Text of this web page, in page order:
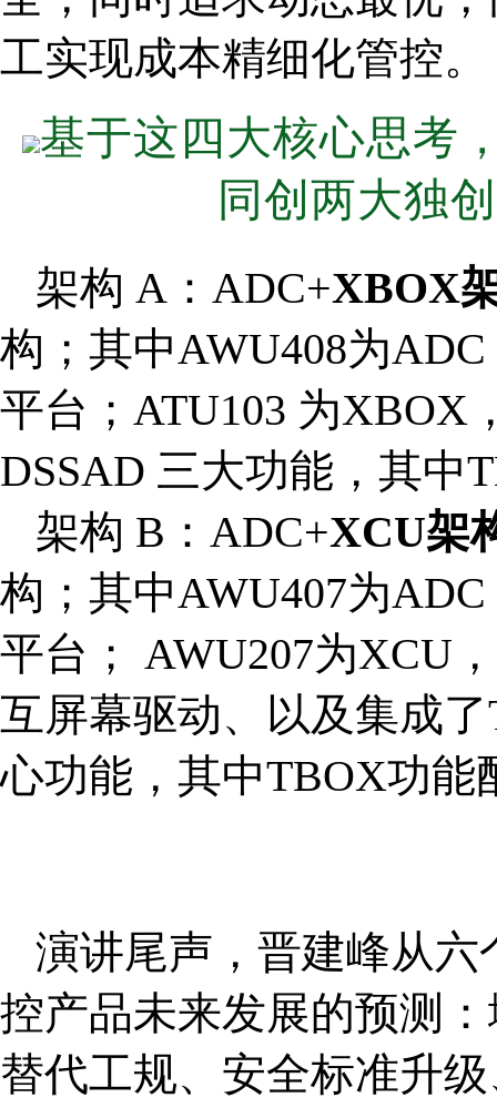
工实现成本精细化管控。
基于这四大核心思考
同创两大独
架构 A：ADC+XBOX
构；其中AWU408为
平台；ATU103 为XBOX
DSSAD 三大功能，其中
架构 B：ADC+XCU架
构；其中AWU407为
平台； AWU207为XCU
互屏幕驱动、以及集成
心功能，其中TBOX功能
演讲尾声，晋建峰从
控产品未来发展的预测
替代工规、安全标准升